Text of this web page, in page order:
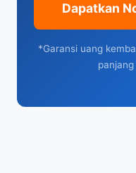
Dapatkan
*Garansi uang